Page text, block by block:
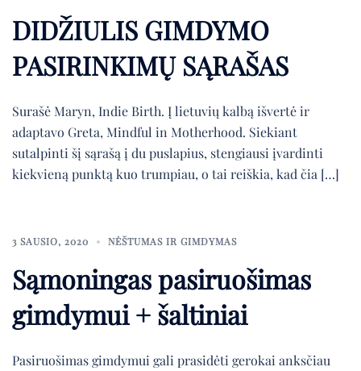
DIDŽIULIS GIMDYMO
PASIRINKIMŲ SĄRAŠAS
Surašė Maryn, Indie Birth. Į lietuvių kalbą išvertė ir
adaptavo Greta, Mindful in Motherhood. Siekiant
sutalpinti šį sąrašą į du puslapius, stengiausi įvardinti
kiekvieną punktą kuo trumpiau, o tai reiškia, kad čia […]
3 SAUSIO, 2020 NĖŠTUMAS IR GIMDYMAS
Sąmoningas pasiruošimas
gimdymui + šaltiniai
Pasiruošimas gimdymui gali prasidėti gerokai anksčiau